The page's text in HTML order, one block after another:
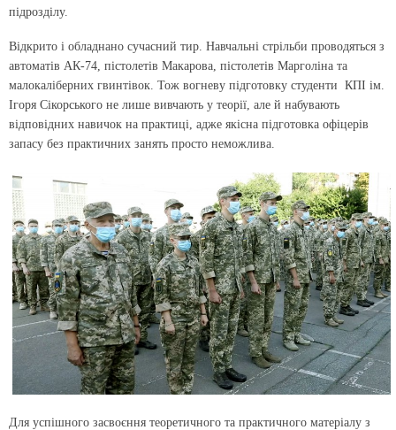
підрозділу.
Відкрито і обладнано сучасний тир. Навчальні стрільби проводяться з
автоматів АК-74, пістолетів Макарова, пістолетів Марголіна та
малокаліберних гвинтівок. Тож вогневу підготовку студенти КПІ ім.
Ігоря Сікорського не лише вивчають у теорії, але й набувають
відповідних навичок на практиці, адже якісна підготовка офіцерів
запасу без практичних занять просто неможлива.
Для успішного засвоєння теоретичного та практичного матеріалу з